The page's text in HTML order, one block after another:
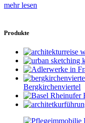
mehr lesen
Produkte
Bergkirchenviertel